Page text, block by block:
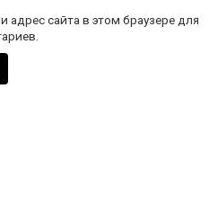
адрес сайта в этом браузере для